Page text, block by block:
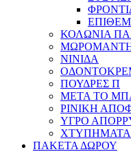
ΚΟΛΩΝΙΑ
ΝΙΝΙΔΑ
ΠΟΥΔΡΕΣ Π
ΜΕΤΑ ΤΟ
ΡΙΝΙΚΗ
ΥΓΡΟ
ΠΑΚΕΤΑ ΔΩΡΟΥ